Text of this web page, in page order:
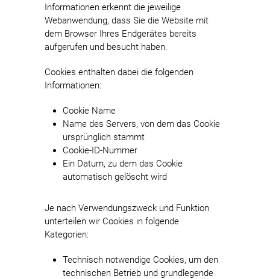
Informationen erkennt die jeweilige
Webanwendung, dass Sie die Website mit
dem Browser Ihres Endgerätes bereits
aufgerufen und besucht haben.
Cookies enthalten dabei die folgenden
Informationen:
Cookie Name
Name des Servers, von dem das Cookie
ursprünglich stammt
Cookie-ID-Nummer
Ein Datum, zu dem das Cookie
automatisch gelöscht wird
Je nach Verwendungszweck und Funktion
unterteilen wir Cookies in folgende
Kategorien:
Technisch notwendige Cookies, um den
technischen Betrieb und grundlegende